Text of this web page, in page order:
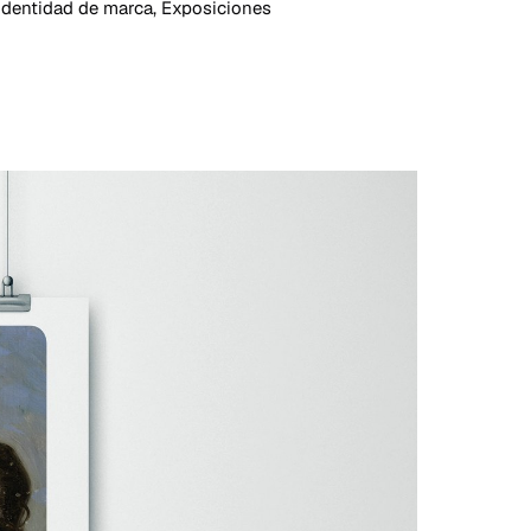
de marca, Exposiciones